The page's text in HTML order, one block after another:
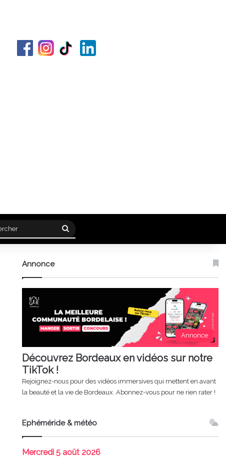
Rechercher
Annonce
Annonce
Découvrez Bordeaux en vidéos sur notre
TikTok !
Rejoignez-nous pour des vidéos immersives qui mettent en avant
la beauté et la vie de Bordeaux. Abonnez-vous pour ne rien rater !
Ephéméride & météo
Mercredi 5 août 2026